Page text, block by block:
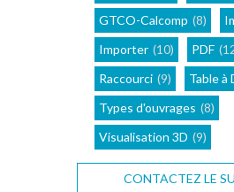
GTCO-Calcomp (8)
Importer (10) PDF
Raccourci (9) Table à
Types d'ouvrages (8)
Visualisation 3D (9)
CONTACTEZ LE